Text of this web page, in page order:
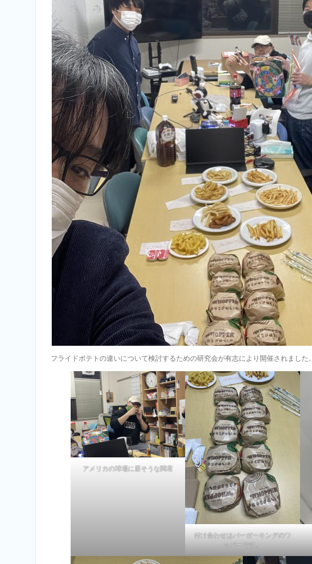
フライドポテトの違いについて検討するための研究会が有志により開催されました。
アメリカの球場に居そうな関君
付け合わせはバーガーキングのワ
ッパーです。